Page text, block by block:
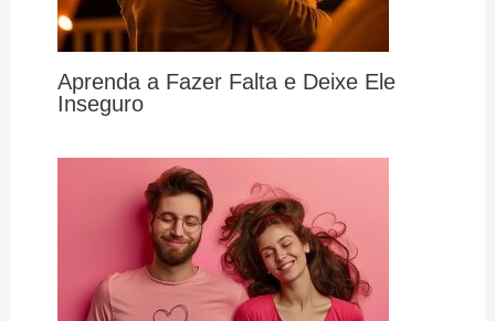
Aprenda a Fazer Falta e Deixe Ele
Inseguro